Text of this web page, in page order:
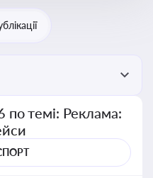
по темі: Реклама: